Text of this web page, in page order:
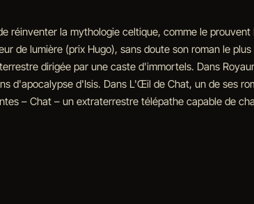
réinventer la mythologie celtique, comme le
de lumière (prix Hugo), sans doute son roman le
dirigée par une caste d'immortels. Dans
d'apocalypse d'Isis. Dans L'Œil de Chat, un de ses
– Chat – un extraterrestre télépathe capable de